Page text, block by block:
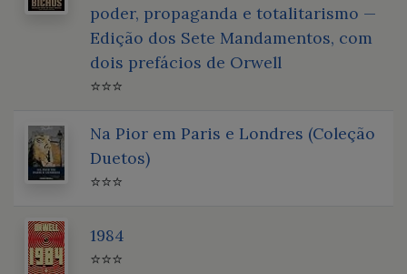
poder, propaganda e totalitarismo —
Edição dos Sete Mandamentos, com
dois prefácios de Orwell
⭐⭐⭐
Na Pior em Paris e Londres (Coleção
Duetos)
⭐⭐⭐
1984
⭐⭐⭐